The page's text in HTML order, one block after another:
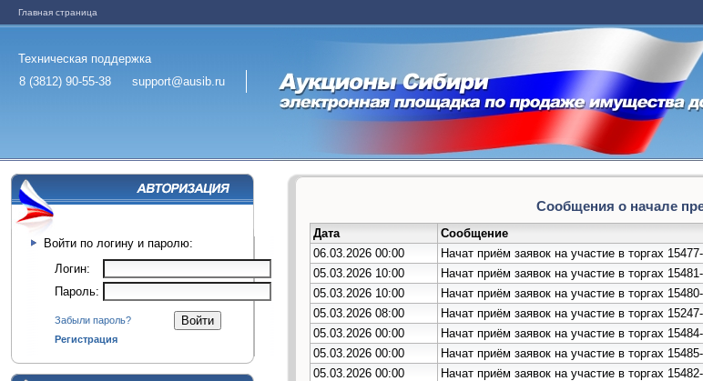
Главная страница
Техническая поддержка
8 (3812) 90-55-38
support@ausib.ru
Войти по логину и паролю:
Логин:
Пароль:
Забыли пароль?
Регистрация
Сообщения о начале
Дата
Сообщение
06.03.2026 00:00
Начат приём заявок на участие в торгах
05.03.2026 10:00
Начат приём заявок на участие в торгах
05.03.2026 10:00
Начат приём заявок на участие в торгах
05.03.2026 08:00
Начат приём заявок на участие в торгах
05.03.2026 00:00
Начат приём заявок на участие в торгах
05.03.2026 00:00
Начат приём заявок на участие в торгах
05.03.2026 00:00
Начат приём заявок на участие в торгах